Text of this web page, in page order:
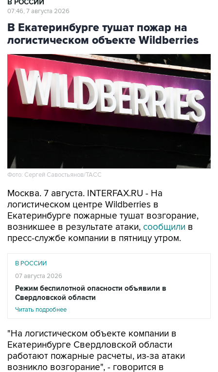
В Екатеринбурге тушат пожар на
логистическом объекте Wildberries
Москва. 7 августа. INTERFAX.RU - На
Екатеринбурге пожарные тушат возгорание,
возникшее в результате атаки,сообщили
пресс-службе компании в пятницу утром.
В РОССИИ
Режим беспилотной опасности объявили в
Свердловской области
Читать подробнее
"На логистическом объекте компании в
работают пожарные расчеты, из-за атаки
возникло возгорание", - говорится в
сообщении.